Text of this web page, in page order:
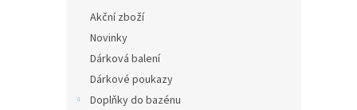
Akční zboží
Novinky
Dárková balení
Dárkové poukazy
Doplňky do bazénu